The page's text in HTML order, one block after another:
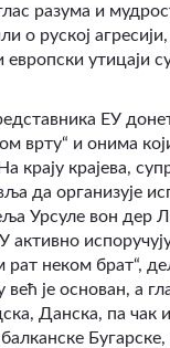
разума и
о руској
утицаји
ЕУ
врту“ и онима
крају крајева,
да организује
Урсуле вон дер
активно
неком брат“,
је основан, а
Данска, па чак
Бугарске,